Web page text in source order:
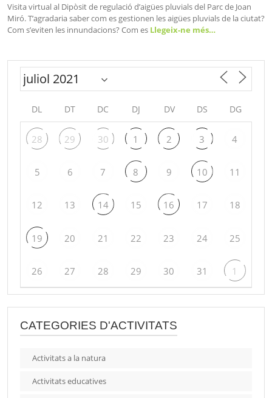
Visita virtual al Dipòsit de regulació d’aigües pluvials del Parc de Joan
Miró. T’agradaria saber com es gestionen les aigües pluvials de la ciutat?
Com s’eviten les innundacions? Com es Llegeix-ne més…
DL DT DC DJ DV DS DG
28 29 30 1 2 3 4
5 6 7 8 9 10 11
12 13 14 15 16 17 18
19 20 21 22 23 24 25
26 27 28 29 30 31 1
CATEGORIES D'ACTIVITATS
Activitats a la natura
Activitats educatives